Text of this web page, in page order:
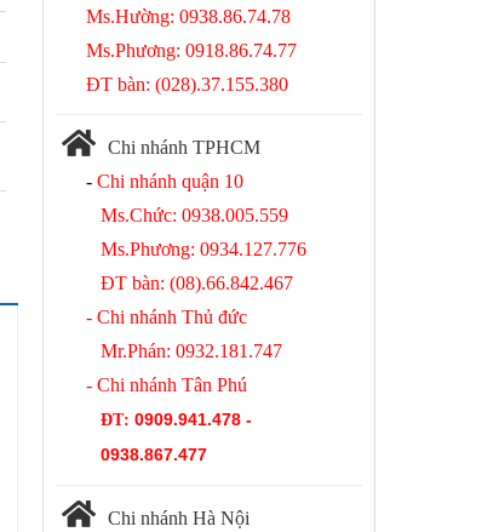
Ms.Hường: 0938.86.74.78
Ms.Phương: 0918.86.74.77
ĐT bàn: (028).37.155.380
Chi nhánh TPHCM
- Chi nhánh quận 10
Ms.Chức: 0938.005.559
Ms.Phương: 0934.127.776
ĐT bàn: (08).66.842.467
- Chi nhánh Thủ đức
Mr.Phán: 0932.181.747
- Chi nhánh Tân Phú
ĐT: 0909.941.478 -
0938.867.477
Chi nhánh Hà Nội